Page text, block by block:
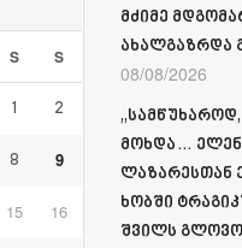
S S
1 2
8 9
15 16
მძიმე
ახალგაზრდა
08/08/2026
მოხდა…
ლაზარესთან
ხობში
შვილს